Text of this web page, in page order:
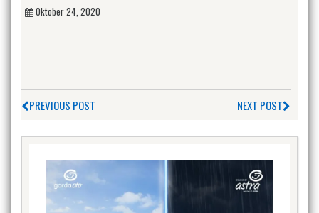
Oktober 24, 2020
PREVIOUS POST NEXT POST